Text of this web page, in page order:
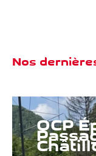
Nos
OCP